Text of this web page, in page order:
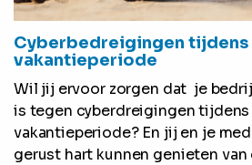
Cyberbedreigingen tijdens
vakantieperiode
Wil jij ervoor zorgen dat je
is tegen cyberdreigingen
vakantieperiode? En jij en je
gerust hart kunnen genieten